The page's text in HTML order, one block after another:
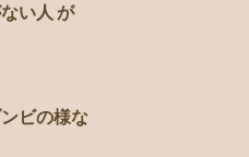
い人 が
ビの様な